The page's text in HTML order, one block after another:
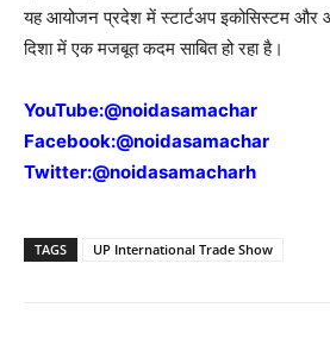
यह आयोजन प्रदेश में स्टार्टअप इकोसिस्टम और
दिशा में एक मजबूत कदम साबित हो रहा है।
YouTube:@noidasamachar
Facebook:@noidasamachar
Twitter:@noidasamacharh
TAGS UP International Trade Show